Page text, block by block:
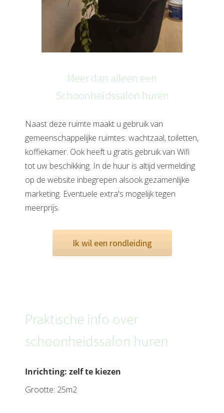
Meer dan alleen een
Schoonheidssalon huren
Naast deze ruimte maakt u gebruik van
gemeenschappelijke ruimtes: wachtzaal, toiletten,
koffiekamer. Ook heeft u gratis gebruik van Wifi
tot uw beschikking. In de huur is altijd vermelding
op de website inbegrepen alsook gezamenlijke
marketing. Eventuele extra's mogelijk tegen
meerprijs.
Ik wil een rondleiding
Praktische info over
schoonheidssalon huren
Inrichting: zelf te kiezen
Grootte: 25m2